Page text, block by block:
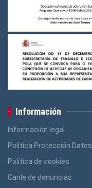
Información
Información legal
Política Protección Datos
Política de cookies
Canle de denuncias